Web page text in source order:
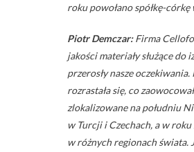
roku powołano spółkę-córkę
Piotr Demczar:Firma
jakości materiały służące do
przerosły nasze
rozrastała się, co
zlokalizowane na południu
w Turcji i Czechach, a w
w różnych regionach świata.